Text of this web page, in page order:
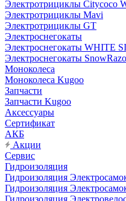
Электротрициклы Citycoco
Электротрициклы Mavi
Электротрициклы GT
Электроснегокаты
Электроснегокаты WHITE
Электроснегокаты
Моноколеса
Моноколеса Kugoo
Запчасти
Запчасти Kugoo
Аксессуары
Сертификат
АКБ
Акции
Сервис
Гидроизоляция
Гидроизоляция
Гидроизоляция
Гидроизоляция